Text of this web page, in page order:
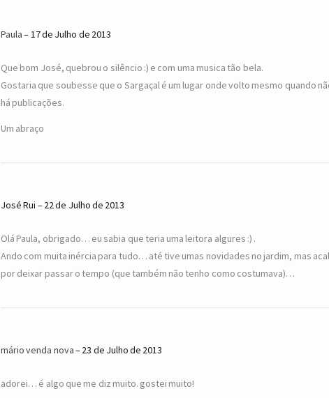
Paula 17 de Julho de 2013
Que bom José, quebrou o silêncio :) e com uma musica tão bela.
Gostaria que soubesse que o Sargaçal é um lugar onde volto mesmo quando
há publicações.
Um abraço
José Rui 22 de Julho de 2013
Olá Paula, obrigado… eu sabia que teria uma leitora algures :) .
Ando com muita inércia para tudo… até tive umas novidades no jardim, mas
por deixar passar o tempo (que também não tenho como costumava)…
mário venda nova 23 de Julho de 2013
adorei… é algo que me diz muito. gostei muito!